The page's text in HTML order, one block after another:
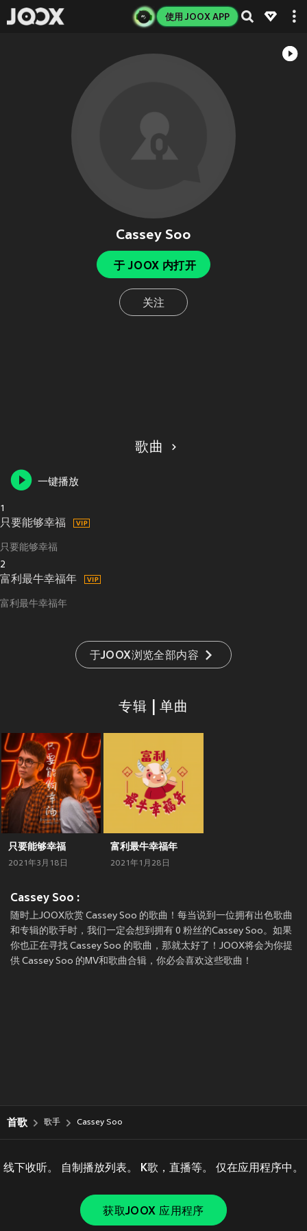
使用 JOOX APP
Cassey Soo
于 JOOX 内打开
关注
歌曲
一键播放
1
只要能够幸福
只要能够幸福
2
富利最牛幸福年
富利最牛幸福年
于JOOX浏览全部内容
专辑 | 单曲
只要能够幸福
2021年3月18日
富利最牛幸福年
2021年1月28日
Cassey Soo :
随时上JOOX欣赏 Cassey Soo 的歌曲！每当说到一位拥有出色歌曲
和专辑的歌手时，我们一定会想到拥有 0 粉丝的Cassey Soo。如果
你也正在寻找 Cassey Soo 的歌曲，那就太好了！JOOX将会为你提
供 Cassey Soo 的MV和歌曲合辑，你必会喜欢这些歌曲！
首歌 歌手 Cassey Soo
线下收听。 自制播放列表。 K歌，直播等。 仅在应用程序中。
获取JOOX 应用程序